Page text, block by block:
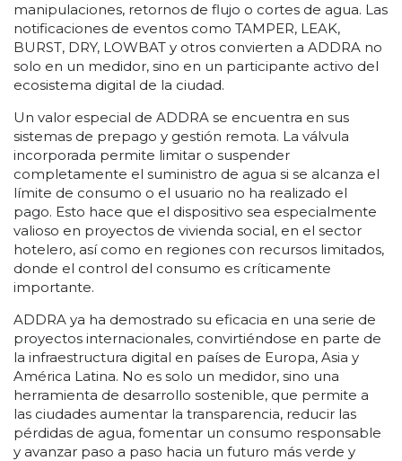
manipulaciones, retornos de flujo o cortes de agua. Las
notificaciones de eventos como TAMPER, LEAK,
BURST, DRY, LOWBAT y otros convierten a ADDRA no
solo en un medidor, sino en un participante activo del
ecosistema digital de la ciudad.
Un valor especial de ADDRA se encuentra en sus
sistemas de prepago y gestión remota. La válvula
incorporada permite limitar o suspender
completamente el suministro de agua si se alcanza el
límite de consumo o el usuario no ha realizado el
pago. Esto hace que el dispositivo sea especialmente
valioso en proyectos de vivienda social, en el sector
hotelero, así como en regiones con recursos limitados,
donde el control del consumo es críticamente
importante.
ADDRA ya ha demostrado su eficacia en una serie de
proyectos internacionales, convirtiéndose en parte de
la infraestructura digital en países de Europa, Asia y
América Latina. No es solo un medidor, sino una
herramienta de desarrollo sostenible, que permite a
las ciudades aumentar la transparencia, reducir las
pérdidas de agua, fomentar un consumo responsable
y avanzar paso a paso hacia un futuro más verde y